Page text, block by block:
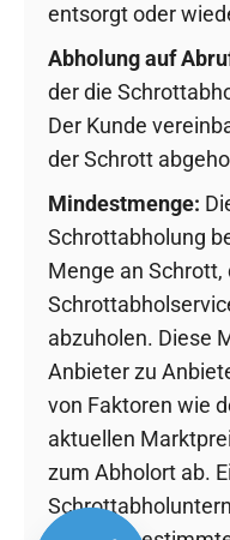
entsorgt oder
Abholung auf
der die
Der Kunde
der Schrott
Mindestmenge:
Schrottabholung
Menge an
abzuholen. Diese
Anbieter zu
von Faktoren wie
aktuellen
zum Abholort ab.